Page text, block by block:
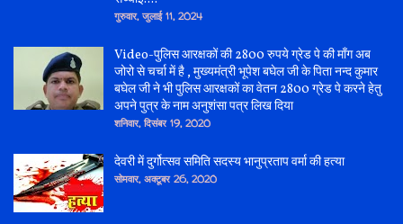
गुरुवार, जुलाई 11, 2024
Video-पुलिस आरक्षकों की 2800 रुपये ग्रेड पे की माँग अब
जोरो से चर्चा में है , मुख्यमंत्री भूपेश बघेल जी के पिता नन्द कुमार
बघेल जी ने भी पुलिस आरक्षकों का वेतन 2800 ग्रेड पे करने हेतु
अपने पुत्र के नाम अनुशंसा पत्र लिख दिया
शनिवार, दिसंबर 19, 2020
देवरी में दुर्गोत्सव समिति सदस्य भानुप्रताप वर्मा की हत्या
सोमवार, अक्टूबर 26, 2020